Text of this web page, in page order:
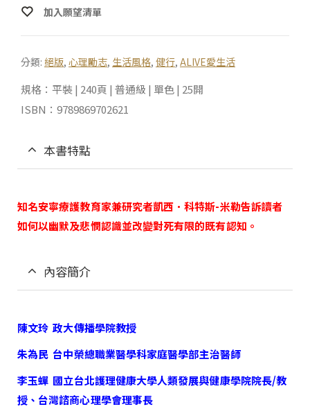
加入願望清單
分類: 絕版, 心理勵志, 生活風格, 健行, ALIVE愛生活
規格：平裝 | 240頁 | 普通級 | 單色 | 25開
ISBN：9789869702621
本書特點
知名安寧療護教育家兼研究者凱西．科特斯-米勒告訴讀者
如何以幽默及悲憫認識並改變對死有限的既有認知。
內容簡介
陳文玲 政大傳播學院教授
朱為民 台中榮總職業醫學科家庭醫學部主治醫師
李玉蟬 國立台北護理健康大學人類發展與健康學院院長/教
授、台灣諮商心理學會理事長